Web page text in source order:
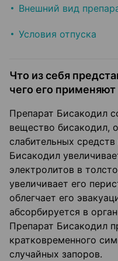
Внешний вид
Условия отпуска
Что из себя
чего его применяют
Препарат Бисакодил
вещество бисакодил,
слабительных
Бисакодил
электролитов в
увеличивает его
облегчает его
абсорбируется в
Препарат Бисакодил
кратковременного
случайных запоров.